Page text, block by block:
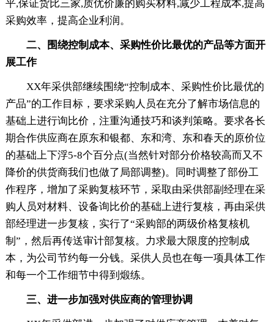
平,保证货比三家,质优价廉的购买材料,减少工程成本,提高
采购效率，提高企业利润。
二、围绕控制成本、采购性价比最优的产品等方面开
展工作
XX年采供部继续围绕“控制成本、采购性价比最优的
产品”的工作目标，要求采购人员在充分了解市场信息的
基础上进行询比价，注重沟通技巧和谈判策略。要求各长
期合作供应商在原东和银都、东和湾、东和春天的原价位
的基础上下浮5-8个百分点(当然针对部分价格较高而又不
降价的供货商我们也做了局部调整)。同时调整了部份工
作程序，增加了采购复核环节，采取由采供部副经理在采
购人员对材料、设备询比价的基础上进行复核，再由采供
部经理进一步复核，实行了“采购部的两级价格复核机
制”，然后再传送审计部复核。力求最大限度的控制成
本，为公司节约每一分钱。采供人员也在每一项具体工作
和每一个工作细节中得到煅练。
三、进一步加强对供应商的管理协调